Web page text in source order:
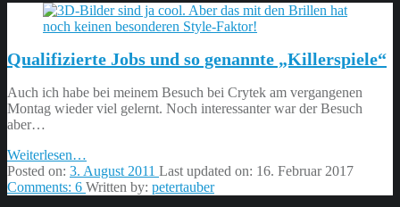
um
den
Computerspielpreis”
Qualifizierte Jobs und so genannte „Killerspiele“
Auch ich habe bei meinem Besuch bei Crytek am vergangenen
Montag wieder viel gelernt. Noch interessanter war der Besuch
aber…
Weiterlesen
Jobs
und
…
Posted on: 3. August 2011 Last updated on: 16. Februar 2017
Comments: 6 Written by: petertauber